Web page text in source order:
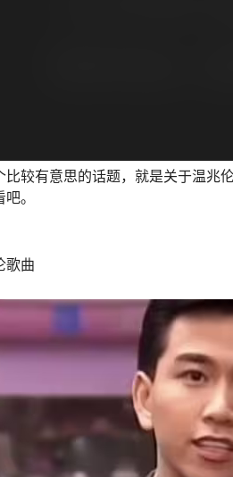
较有意思的话题，就是关于温兆
。
歌曲